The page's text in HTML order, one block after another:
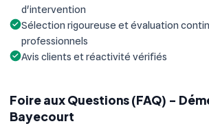
d'intervention
Sélection rigoureuse et évaluation
professionnels
Avis clients et réactivité vérifiés
Foire aux Questions (FAQ) -
Bayecourt